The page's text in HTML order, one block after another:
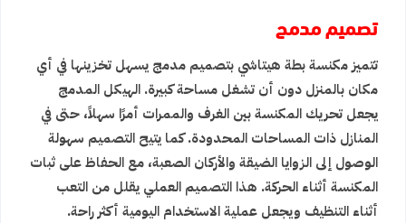
تصميم مدمج
تتميز مكنسة بطة هيتاشي بتصميم مدمج يسهل تخزينها في أي
مكان بالمنزل دون أن تشغل مساحة كبيرة. الهيكل المدمج
يجعل تحريك المكنسة بين الغرف والممرات أمرًا سهلاً، حتى في
المنازل ذات المساحات المحدودة. كما يتيح التصميم سهولة
الوصول إلى الزوايا الضيقة والأركان الصعبة، مع الحفاظ على ثبات
المكنسة أثناء الحركة. هذا التصميم العملي يقلل من التعب
أثناء التنظيف ويجعل عملية الاستخدام اليومية أكثر راحة.